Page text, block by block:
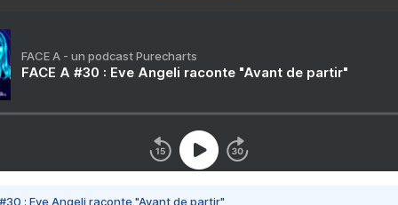
FACE A - un podcast Purecharts
FACE A #30 : Eve Angeli raconte "Avant de partir"
#30 : Eve Angeli raconte "Avant de partir"